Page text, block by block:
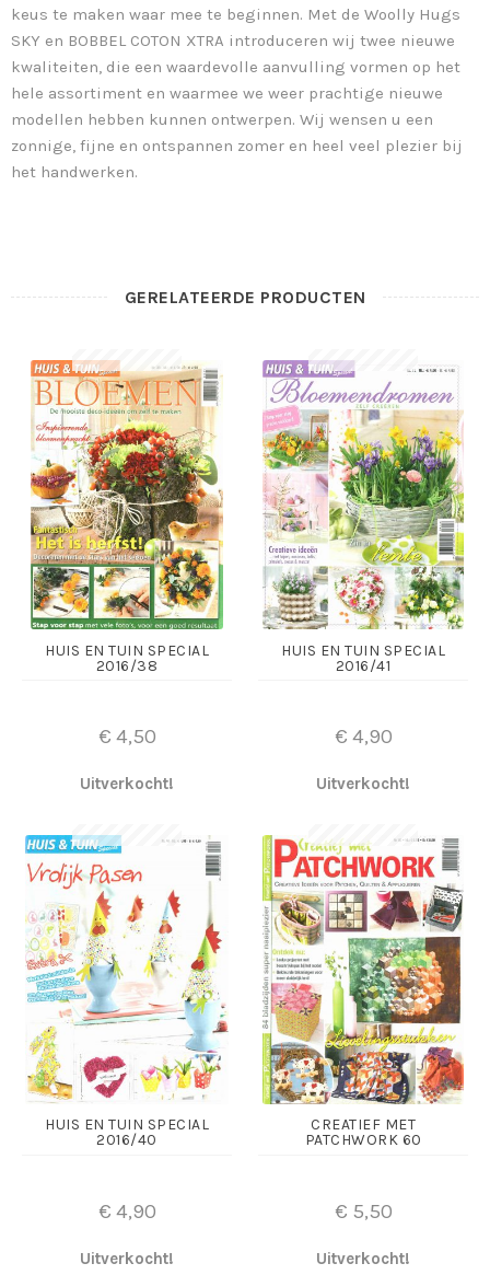
keus te maken waar mee te beginnen. Met de Woolly Hugs
SKY en BOBBEL COTON XTRA introduceren wij twee nieuwe
kwaliteiten, die een waardevolle aanvulling vormen op het
hele assortiment en waarmee we weer prachtige nieuwe
modellen hebben kunnen ontwerpen. Wij wensen u een
zonnige, fijne en ontspannen zomer en heel veel plezier bij
het handwerken.
GERELATEERDE PRODUCTEN
HUIS EN TUIN SPECIAL
2016/38
€ 4,50
Uitverkocht!
HUIS EN TUIN SPECIAL
2016/41
€ 4,90
Uitverkocht!
HUIS EN TUIN SPECIAL
2016/40
€ 4,90
Uitverkocht!
CREATIEF MET
PATCHWORK 60
€ 5,50
Uitverkocht!